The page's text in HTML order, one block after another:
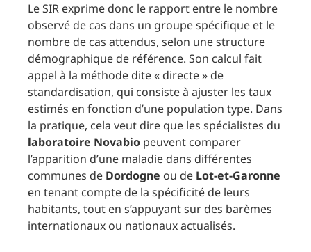
Le SIR exprime donc le rapport entre le nombre
observé de cas dans un groupe spécifique et le
nombre de cas attendus, selon une structure
démographique de référence. Son calcul fait
appel à la méthode dite « directe » de
standardisation, qui consiste à ajuster les taux
estimés en fonction d’une population type. Dans
la pratique, cela veut dire que les spécialistes du
laboratoire Novabio peuvent comparer
l’apparition d’une maladie dans différentes
communes de Dordogne ou de Lot-et-Garonne
en tenant compte de la spécificité de leurs
habitants, tout en s’appuyant sur des barèmes
internationaux ou nationaux actualisés.